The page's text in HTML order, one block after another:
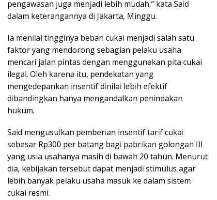
pengawasan juga menjadi lebih mudah,” kata Said
dalam keterangannya di Jakarta, Minggu.
Ia menilai tingginya beban cukai menjadi salah satu
faktor yang mendorong sebagian pelaku usaha
mencari jalan pintas dengan menggunakan pita cukai
ilegal. Oleh karena itu, pendekatan yang
mengedepankan insentif dinilai lebih efektif
dibandingkan hanya mengandalkan penindakan
hukum.
Said mengusulkan pemberian insentif tarif cukai
sebesar Rp300 per batang bagi pabrikan golongan III
yang usia usahanya masih di bawah 20 tahun. Menurut
dia, kebijakan tersebut dapat menjadi stimulus agar
lebih banyak pelaku usaha masuk ke dalam sistem
cukai resmi.